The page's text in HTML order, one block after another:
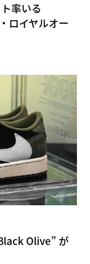
率いる
ロイヤルオー
Olive” が